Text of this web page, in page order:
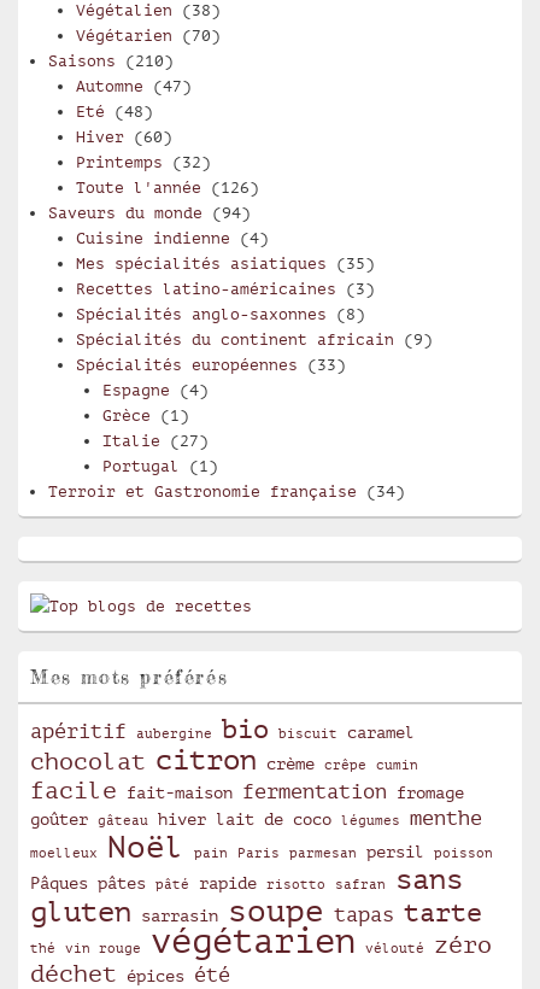
Végétalien (38)
Végétarien (70)
Saisons (210)
Automne (47)
Eté (48)
Hiver(60)
Printemps (32)
Toute l'année (126)
Saveurs du monde (94)
Cuisine indienne (4)
Mes spécialités asiatiques (35)
Recettes latino-américaines (3)
Spécialités anglo-saxonnes (8)
Spécialités du continent africain (9)
Spécialités européennes (33)
Espagne (4)
Grèce (1)
Italie (27)
Portugal
(1)
Terroir et Gastronomie française (34)
Mes mots préférés
apéritif aubergine bio biscuit caramel
chocolat citron crème crêpe cumin
facile fait-maison fermentation
fromage
goûter
gâteau hiver lait de coco légumes menthe
moelleux Noël pain Paris parmesan persil poisson
Pâques pâtes pâté rapide risotto safran
sans
gluten
sarrasin soupe tapas tarte
thé vin rouge végétarien vélouté
zéro
déchet
épices été